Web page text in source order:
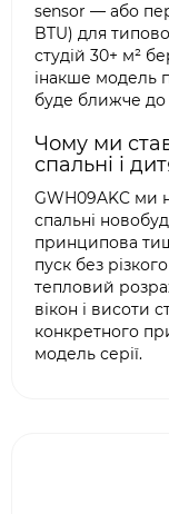
sensor — або
BTU) для
студій 30+ м²
інакше модель
буде ближче до
Чому ми
спальні і
GWH09AKC ми
спальні
принципова
пуск без
тепловий
вікон і висоти
конкретного
модель серії.